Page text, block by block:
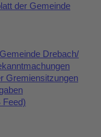
der Gemeinde
Drebach/
Gremiensitzungen
Feed)